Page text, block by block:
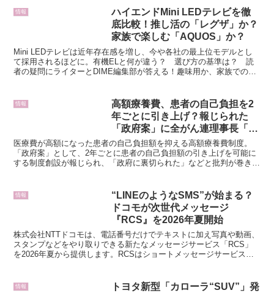
情報
ハイエンドMini LEDテレビを徹
底比較！推し活の「レグザ」か？
家族で楽しむ「AQUOS」か？
Mini LEDテレビは近年存在感を増し、今や各社の最上位モデルとし
て採用されるほどに。有機ELと何が違う？ 選び方の基準は？ 読
者の疑問にライターとDIME編集部が答える！趣味用か、家族での使
情報
高額療養費、患者の自己負担を2
年ごとに引き上げ？報じられた
「政府案」に全がん連理事長「正
気の沙汰ではない」
医療費が高額になった患者の自己負担額を抑える高額療養費制度。
「政府案」として、2年ごとに患者の自己負担額の引き上げを可能に
する制度創設が報じられ、「政府に裏切られた」などと批判が巻き起
情報
“LINEのようなSMS”が始まる？
ドコモが次世代メッセージ
『RCS』を2026年夏開始
株式会社NTTドコモは、電話番号だけでテキストに加え写真や動画、
スタンプなどをやり取りできる新たなメッセージサービス「RCS」
を2026年夏から提供します。RCSはショートメッセージサービスの
情報
トヨタ新型「カローラ“SUV”」発